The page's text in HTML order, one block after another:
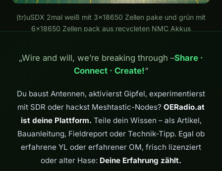
(tr)uSDX 2mal weiß mit 3x18650 Zellen pake und grün mit
6x18650 Zellen pack aus recycleten NMC Akkus
„Wire and will, we’re breaking through –Share ·
Connect · Create!“
Du baust Antennen, aktivierst Gipfel, experimentierst
mit SDR oder hackst Meshtastic-Nodes? OERadio.at
ist deine Plattform. Teile dein Wissen – als Artikel,
Bauanleitung, Fieldreport oder Technik-Tipp. Egal ob
erfahrene YL oder erfahrener OM, frisch lizenziert
oder alter Hase: Deine Erfahrung zählt.